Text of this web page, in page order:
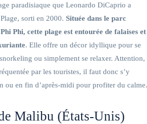
paradisiaque que Leonardo DiCaprio a
sorti en 2000. Située dans le parc
Phi, cette plage est entourée de falaises et
. Elle offre un décor idyllique pour se
ou simplement se relaxer. Attention,
par les touristes, il faut donc s’y
ou en fin d’après-midi pour profiter du calme.
Malibu (États-Unis)